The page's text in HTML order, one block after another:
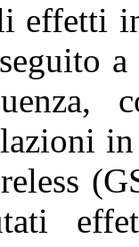
effetti
a